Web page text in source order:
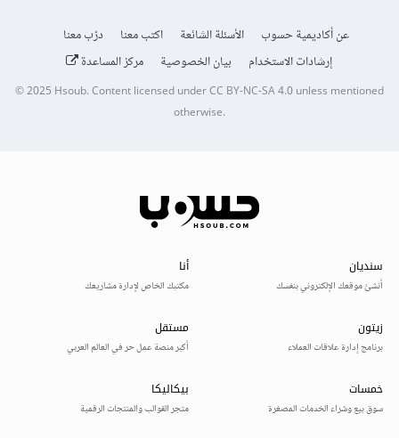
عن أكاديمية حسوب الأسئلة الشائعة اكتب معنا
درّب معنا
إرشادات الاستخدام
بيان الخصوصية مركز المساعدة
© 2025Hsoub.Content licensed underCC BY-NC-SA 4.0unless mentioned
otherwise.